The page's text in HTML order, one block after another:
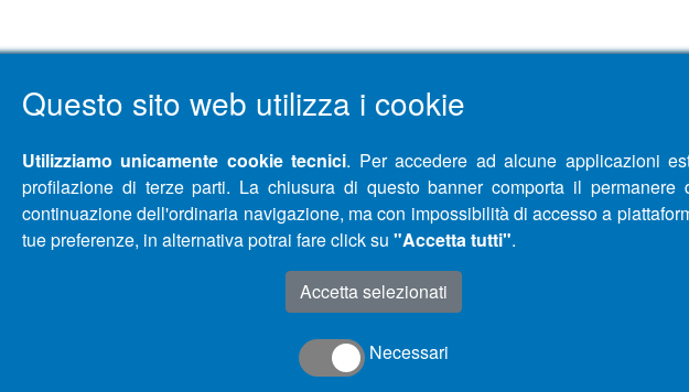
Questo sito web utilizza i cookie
Utilizziamo unicamente cookie tecnici. Per accedere ad alcune applicazioni
profilazione di terze parti. La chiusura di questo banner comporta il
continuazione dell'ordinaria navigazione, ma con impossibilità di accesso a
tue preferenze, in alternativa potrai fare click su "Accetta tutti".
Accetta selezionati
Necessari